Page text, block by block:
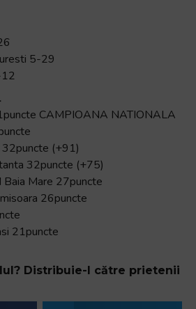
5-29
CAMPIOANA NATIONALA
32puncte (+91)
32puncte (+75)
Baia Mare 27puncte
26puncte
21puncte
Distribuie-l către prietenii